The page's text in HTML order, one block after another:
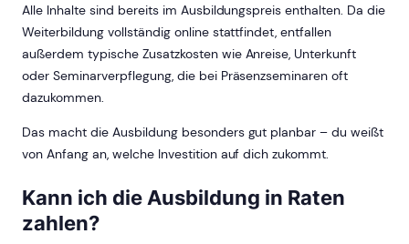
Alle Inhalte sind bereits im Ausbildungspreis enthalten. Da die
Weiterbildung vollständig online stattfindet, entfallen
außerdem typische Zusatzkosten wie Anreise, Unterkunft
oder Seminarverpflegung, die bei Präsenzseminaren oft
dazukommen.
Das macht die Ausbildung besonders gut planbar – du weißt
von Anfang an, welche Investition auf dich zukommt.
Kann ich die Ausbildung in Raten
zahlen?